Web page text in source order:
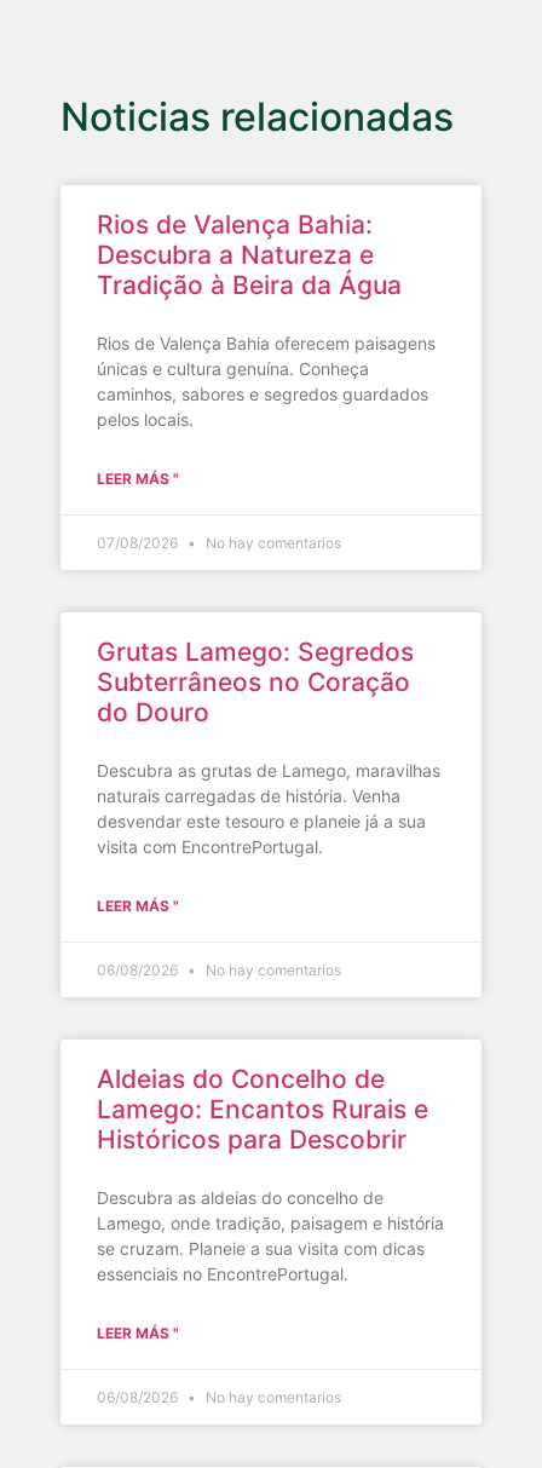
Noticias relacionadas
Rios de Valença Bahia:
Descubra a Natureza e
Tradição à Beira da Água
Rios de Valença Bahia oferecem paisagens
únicas e cultura genuína. Conheça
caminhos, sabores e segredos guardados
pelos locais.
LEER MÁS "
07/08/2026 No hay comentarios
Grutas Lamego: Segredos
Subterrâneos no Coração
do Douro
Descubra as grutas de Lamego, maravilhas
naturais carregadas de história. Venha
desvendar este tesouro e planeie já a sua
visita com EncontrePortugal.
LEER MÁS "
06/08/2026 No hay comentarios
Aldeias do Concelho de
Lamego: Encantos Rurais e
Históricos para Descobrir
Descubra as aldeias do concelho de
Lamego, onde tradição, paisagem e história
se cruzam. Planeie a sua visita com dicas
essenciais no EncontrePortugal.
LEER MÁS "
06/08/2026 No hay comentarios